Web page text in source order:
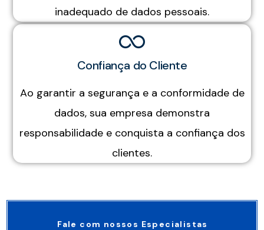
inadequado de dados pessoais.
Confiança do Cliente
Ao garantir a segurança e a conformidade de
dados, sua empresa demonstra
responsabilidade e conquista a confiança dos
clientes.
Fale com nossos Especialistas